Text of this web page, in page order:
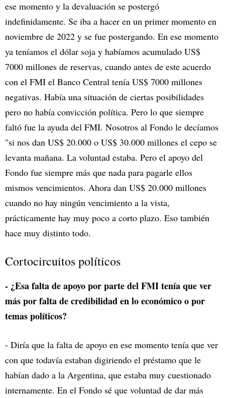
ese momento y la devaluación se postergó
indefinidamente. Se iba a hacer en un primer momento en
noviembre de 2022 y se fue postergando. En ese momento
ya teníamos el dólar soja y habíamos acumulado US$
7000 millones de reservas, cuando antes de este acuerdo
con el FMI el Banco Central tenía US$ 7000 millones
negativas. Había una situación de ciertas posibilidades
pero no había convicción política. Pero lo que siempre
faltó fue la ayuda del FMI. Nosotros al Fondo le decíamos
"si nos dan US$ 20.000 o US$ 30.000 millones el cepo se
levanta mañana. La voluntad estaba. Pero el apoyo del
Fondo fue siempre más que nada para pagarle ellos
mismos vencimientos. Ahora dan US$ 20.000 millones
cuando no hay ningún vencimiento a la vista,
prácticamente hay muy poco a corto plazo. Eso también
hace muy distinto todo.
Cortocircuitos políticos
- ¿Esa falta de apoyo por parte del FMI tenía que ver
más por falta de credibilidad en lo económico o por
temas políticos?
- Diría que la falta de apoyo en ese momento tenía que ver
con que todavía estaban digiriendo el préstamo que le
habían dado a la Argentina, que estaba muy cuestionado
internamente. En el Fondo sé que voluntad de dar más